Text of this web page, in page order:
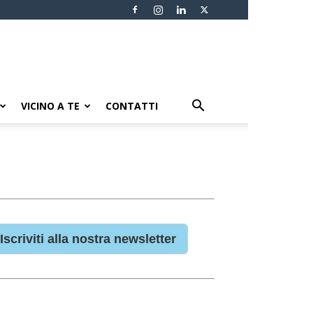
VICINO A TE CONTATTI
Iscriviti alla nostra newsletter